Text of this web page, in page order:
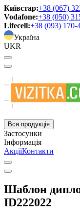
Київстар:+38 (067)
Vodafone:+38 (050)
Lifecell:+38 (093) 170-
Україна
UKR
Вся продукція
Застосунки
Інформація
АкціїКонтакти
Шаблон
ID222022